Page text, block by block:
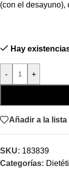
(con el desayuno),
Hay
- +
Añadir a la
SKU: 183839
Categorías: